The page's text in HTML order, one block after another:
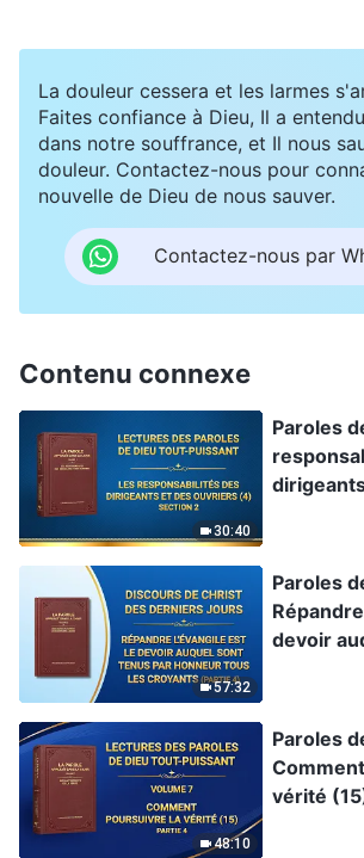
La douleur cessera et les larmes
Faites confiance à Dieu, Il a
dans notre souffrance, et Il nous
douleur. Contactez-nous pour
nouvelle de Dieu de nous sauver.
Contactez-nous par
Contenu connexe
30:40
Paroles
57:32
Paroles
devoir
48:10
Paroles
vérité